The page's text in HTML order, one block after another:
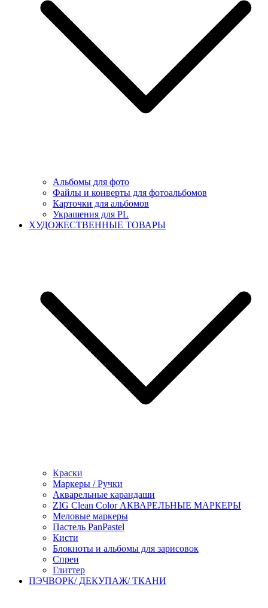
Альбомы для фото
Файлы и конверты для фотоальбомов
Карточки для альбомов
Украшения для PL
ХУДОЖЕСТВЕННЫЕ ТОВАРЫ
Краски
Маркеры / Ручки
Акварельные карандаши
ZIG Clean Color АКВАРЕЛЬНЫЕ МАРКЕРЫ
Меловые маркеры
Пастель PanPastel
Кисти
Блокноты и альбомы для зарисовок
Спреи
Глиттер
ПЭЧВОРК/ ДЕКУПАЖ/ ТКАНИ